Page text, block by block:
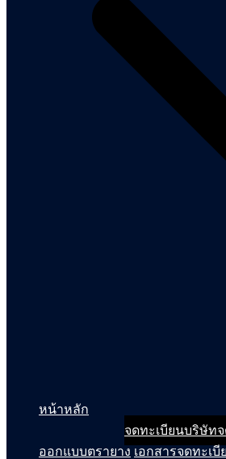
หน้าหลัก
จดทะเบียนบริษัท
ออกแบบตรายาง เอกสารจดทะเบี